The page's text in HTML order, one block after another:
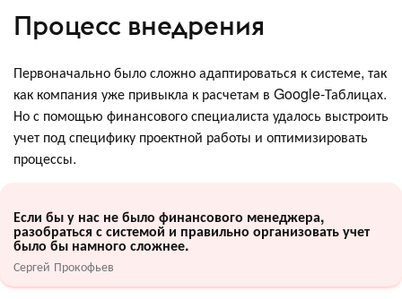
Процесс внедрения
Первоначально было сложно адаптироваться к системе, так
как компания уже привыкла к расчетам в Google-Таблицах.
Но с помощью финансового специалиста удалось выстроить
учет под специфику проектной работы и оптимизировать
процессы.
Если бы у нас не было финансового менеджера,
разобраться с системой и правильно организовать учет
было бы намного сложнее.
Сергей Прокофьев